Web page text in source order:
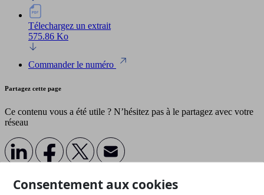
Télechargez un extrait
575.86 Ko
Commander le numéro
Partagez cette page
Ce contenu vous a été utile ? N’hésitez pas à le partagez avec votre
réseau
D'autres revues qui pourraient vous intéresser
Consentement aux cookies